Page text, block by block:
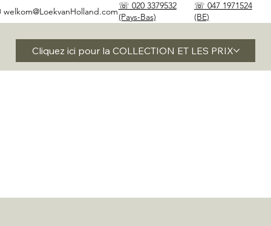
☏ 020 3379532
(Pays-Bas)
☏ 047 1971524
(BE)
welkom@LoekvanHolland.com
Cliquez ici pour la COLLECTION ET LES PRIX